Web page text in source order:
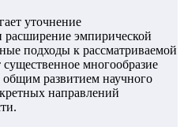
уточнение
расширение эмпирической
подходы к рассматриваемой
многообразие
общим развитием научного
направлений